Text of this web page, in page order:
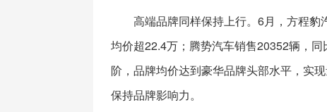
高端品牌同样保持上行。6月，方程
均价超22.4万；腾势汽车销售20352辆，
阶，品牌均价达到豪华品牌头部水平，实
保持品牌影响力。